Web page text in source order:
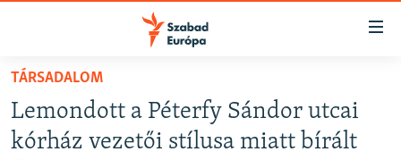
Akadálymentes
Ugrás
fő
oldalra
NAPIRENDEN
AKTUÁLIS
TÁRSADALOM
Lemondott a Péterfy Sándor utcai
kórház vezetői stílusa miatt bírált